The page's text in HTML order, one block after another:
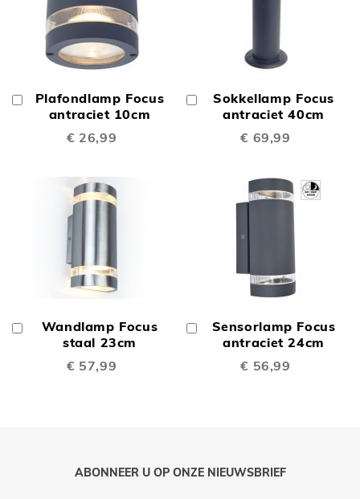
Plafondlamp Focus
antraciet 10cm
€ 26,99
In
Winkelwagen
Sokkellamp Focus
antraciet 40cm
€ 69,99
Winkelwagen
Wandlamp Focus
staal 23cm
€ 57,99
Winkelwagen
Sensorlamp Focus
antraciet 24cm
€ 56,99
Winkelwagen
ABONNEER U OP ONZE NIEUWSBRIEF